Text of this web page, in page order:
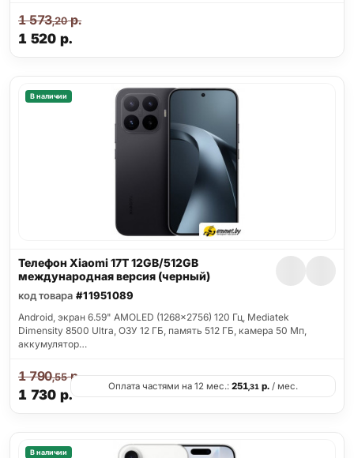
1 520 р.
1 573,20р.
В наличии
Телефон Xiaomi 17T 12GB/512GB
международная версия (черный)
код товара #11951089
Android, экран 6.59" AMOLED (1268x2756) 120 Гц, Mediatek
Dimensity 8500 Ultra, ОЗУ 12 ГБ, память 512 ГБ, камера 50 Мп,
аккумулятор…
1 730 р.
1 790,55р.
Оплата частями на 12 мес.: 251,31 р. / мес.
В наличии